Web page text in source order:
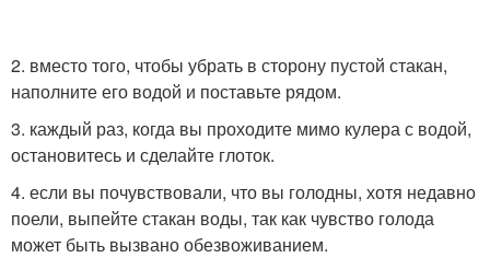
2. вместо того, чтобы убрать в сторону пустой стакан,
наполните его водой и поставьте рядом.
3. каждый раз, когда вы проходите мимо кулера с водой,
остановитесь и сделайте глоток.
4. если вы почувствовали, что вы голодны, хотя недавно
поели, выпейте стакан воды, так как чувство голода
может быть вызвано обезвоживанием.